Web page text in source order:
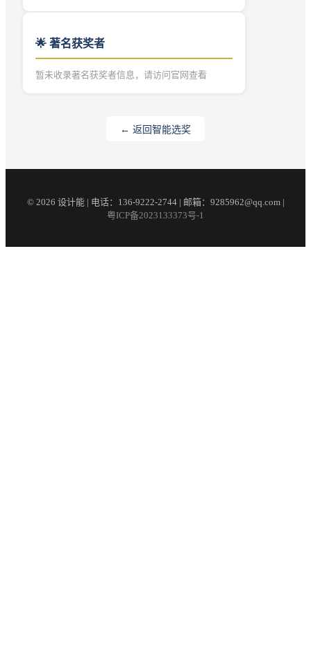
🌟 著名获奖者
暂未收录著名获奖者信息，请访问官网查看
← 返回智能选奖
© 2026 设计能 | 电话：136-9222-2744 | 邮箱：9285962@qq.com |
粤ICP备2023133373号-1